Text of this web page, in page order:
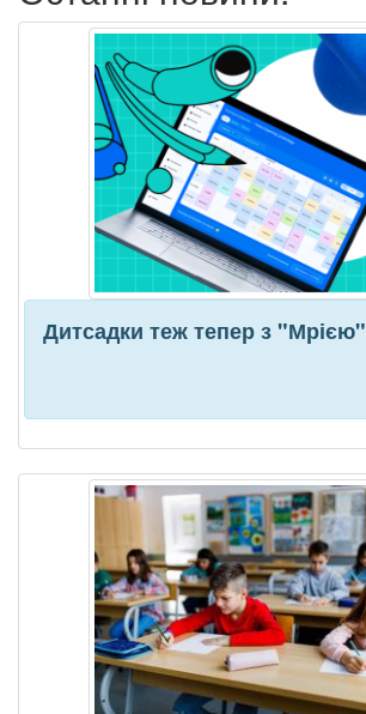
Дитсадки теж тепер з "Мрією"